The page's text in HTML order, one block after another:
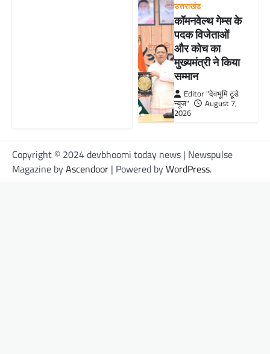
उत्तराखंड
कॉमनवेल्थ गेम्स के
पदक विजेताओं
और कोच का
मुख्यमंत्री ने किया
सम्मान
Editor "देवभूमि टूडे
न्यूज"
August 7,
2026
Copyright © 2024 devbhoomi today news | Newspulse
Magazine byAscendoor | Powered byWordPress.